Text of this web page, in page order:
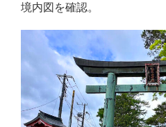
境内図を確認。